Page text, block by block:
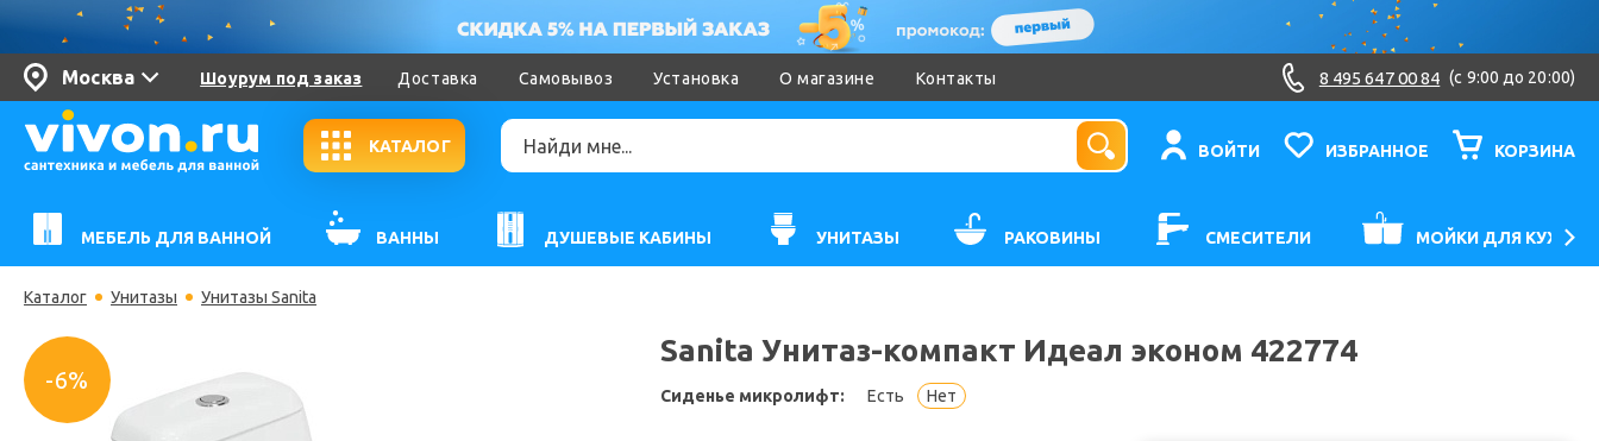
Москва Шоурум под заказ Доставка Самовывоз Установка О магазине Контакты 8 495 647 00 84 (c 9:00 до 20:00)
КАТАЛОГ ВОЙТИ ИЗБРАННОЕ КОРЗИНА
МЕБЕЛЬ ДЛЯ ВАННОЙ ВАННЫ ДУШЕВЫЕ КАБИНЫ УНИТАЗЫ РАКОВИНЫ СМЕСИТЕЛИ МОЙКИ ДЛЯ КУХНИ
Каталог Унитазы Унитазы Sanita
-6%
Sanita Унитаз-компакт Идеал эконом 422774
Сиденье микролифт: Есть Нет